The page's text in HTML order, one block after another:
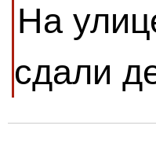
На
сдали